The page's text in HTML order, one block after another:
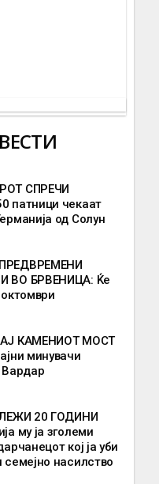
СПРЕЧИ
патници чекаат
од Солун
ВО БРВЕНИЦА: Ќе
КАМЕНИОТ МОСТ
минувачи
Вардар
20 ГОДИНИ
му ја зголеми
кој ја уби
семејно насилство